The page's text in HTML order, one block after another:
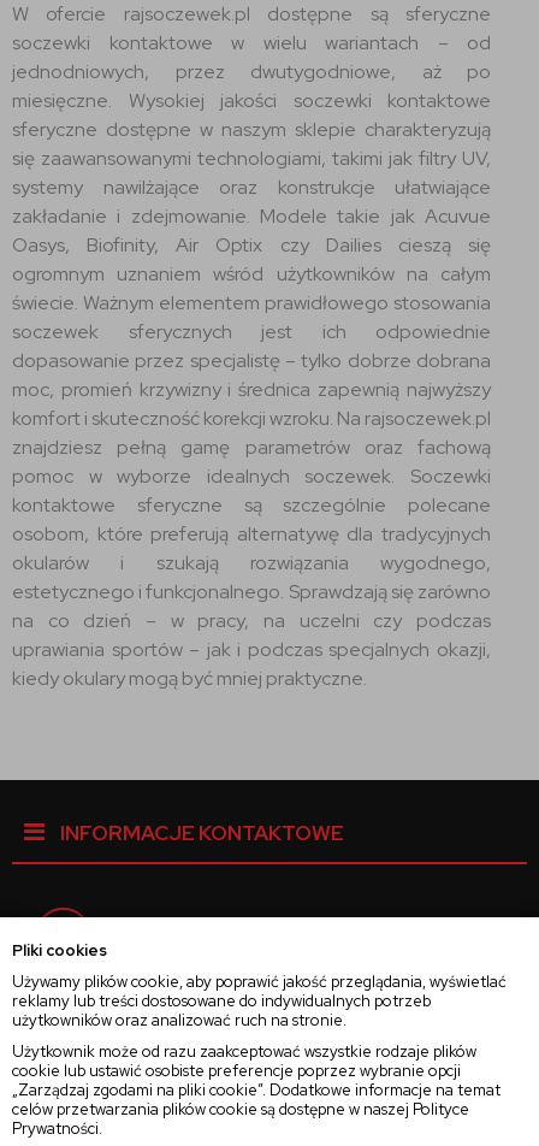
Pliki cookies
Używamy plików cookie, aby poprawić jakość przeglądania, wyświetlać
reklamy lub treści dostosowane do indywidualnych potrzeb
użytkowników oraz analizować ruch na stronie.
Użytkownik może od razu zaakceptować wszystkie rodzaje plików
cookie lub ustawić osobiste preferencje poprzez wybranie opcji
„Zarządzaj zgodami na pliki cookie”. Dodatkowe informacje na temat
celów przetwarzania plików cookie są dostępne w naszej Polityce
Prywatności.
W ofercie rajsoczewek.pl dostępne są sferyczne
soczewki kontaktowe w wielu wariantach – od
jednodniowych, przez dwutygodniowe, aż po
miesięczne. Wysokiej jakości soczewki kontaktowe
sferyczne dostępne w naszym sklepie charakteryzują
się zaawansowanymi technologiami, takimi jak filtry UV,
systemy nawilżające oraz konstrukcje ułatwiające
zakładanie i zdejmowanie. Modele takie jak Acuvue
Oasys, Biofinity, Air Optix czy Dailies cieszą się
ogromnym uznaniem wśród użytkowników na całym
świecie. Ważnym elementem prawidłowego stosowania
soczewek sferycznych jest ich odpowiednie
dopasowanie przez specjalistę – tylko dobrze dobrana
moc, promień krzywizny i średnica zapewnią najwyższy
komfort i skuteczność korekcji wzroku. Na rajsoczewek.pl
znajdziesz pełną gamę parametrów oraz fachową
pomoc w wyborze idealnych soczewek. Soczewki
kontaktowe sferyczne są szczególnie polecane
osobom, które preferują alternatywę dla tradycyjnych
okularów i szukają rozwiązania wygodnego,
estetycznego i funkcjonalnego. Sprawdzają się zarówno
na co dzień – w pracy, na uczelni czy podczas
uprawiania sportów – jak i podczas specjalnych okazji,
kiedy okulary mogą być mniej praktyczne.
INFORMACJE KONTAKTOWE
Instagram
Twitter